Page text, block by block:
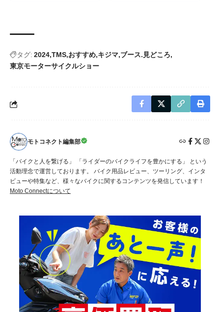
タグ: 2024 TMS おすすめ キジマ ブース.見どころ
東京モーターサイクルショー
モトコネクト編集部
「バイクと人を繋げる」 「ライダーのバイクライフを豊かにする」 という
活動理念で運営しております。 バイク用品レビュー、ツーリング、インタ
ビューや特集など、様々なバイクに関するコンテンツを発信しています！
Moto Connectについて